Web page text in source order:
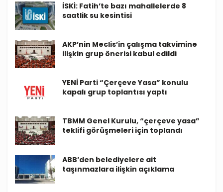
İSKİ: Fatih’te bazı mahallelerde 8
saatlik su kesintisi
AKP’nin Meclis’in çalışma takvimine
ilişkin grup önerisi kabul edildi
YENİ Parti “Çerçeve Yasa” konulu
kapalı grup toplantısı yaptı
TBMM Genel Kurulu, “çerçeve yasa”
teklifi görüşmeleri için toplandı
ABB’den belediyelere ait
taşınmazlara ilişkin açıklama